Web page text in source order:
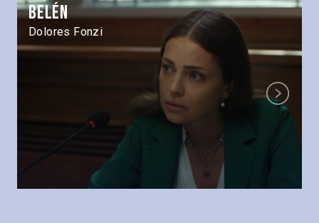
Belén
Dolores Fonzi
Next